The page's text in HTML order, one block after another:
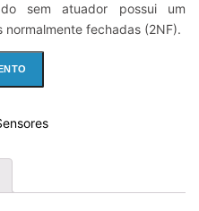
sem atuador possui um
fechadas (2NF).